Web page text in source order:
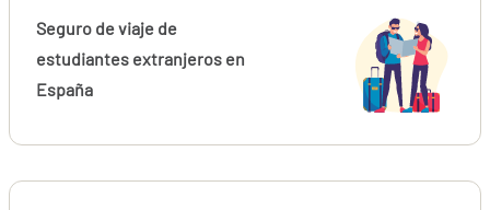
Seguro de viaje de
estudiantes extranjeros en
España